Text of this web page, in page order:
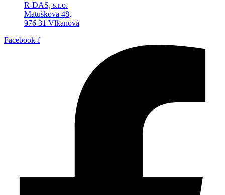
R-DAS, s.r.o.
Matuškova 48,
976 31 Vlkanová
Facebook-f